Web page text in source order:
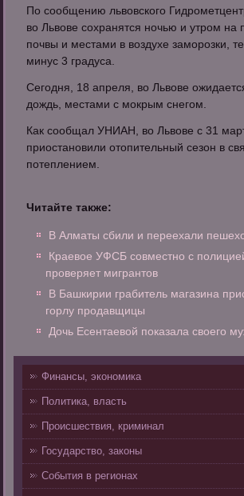
По сообщению львовского
во Львове сохранятся ночью и утром на
почвы и местами в воздухе заморозки,
минус 3 градуса.
Сегодня, 18 апреля, во Львове
дождь, местами с мокрым снегом.
Как сообщал УНИАН, во Львове с 31
приостановили отопительный сезон в
потеплением.
Читайте также:
В Алматы сбили и переехали
Краевое УФСБ совместно с
проверяет мигрантов
В Башкирии грабитель магазина
горлу продавщицы
Дочь Есентаевой показала своего
Финансы, экономика
Политика, власть
Происшествия, криминал
Государство, законы
События в регионах